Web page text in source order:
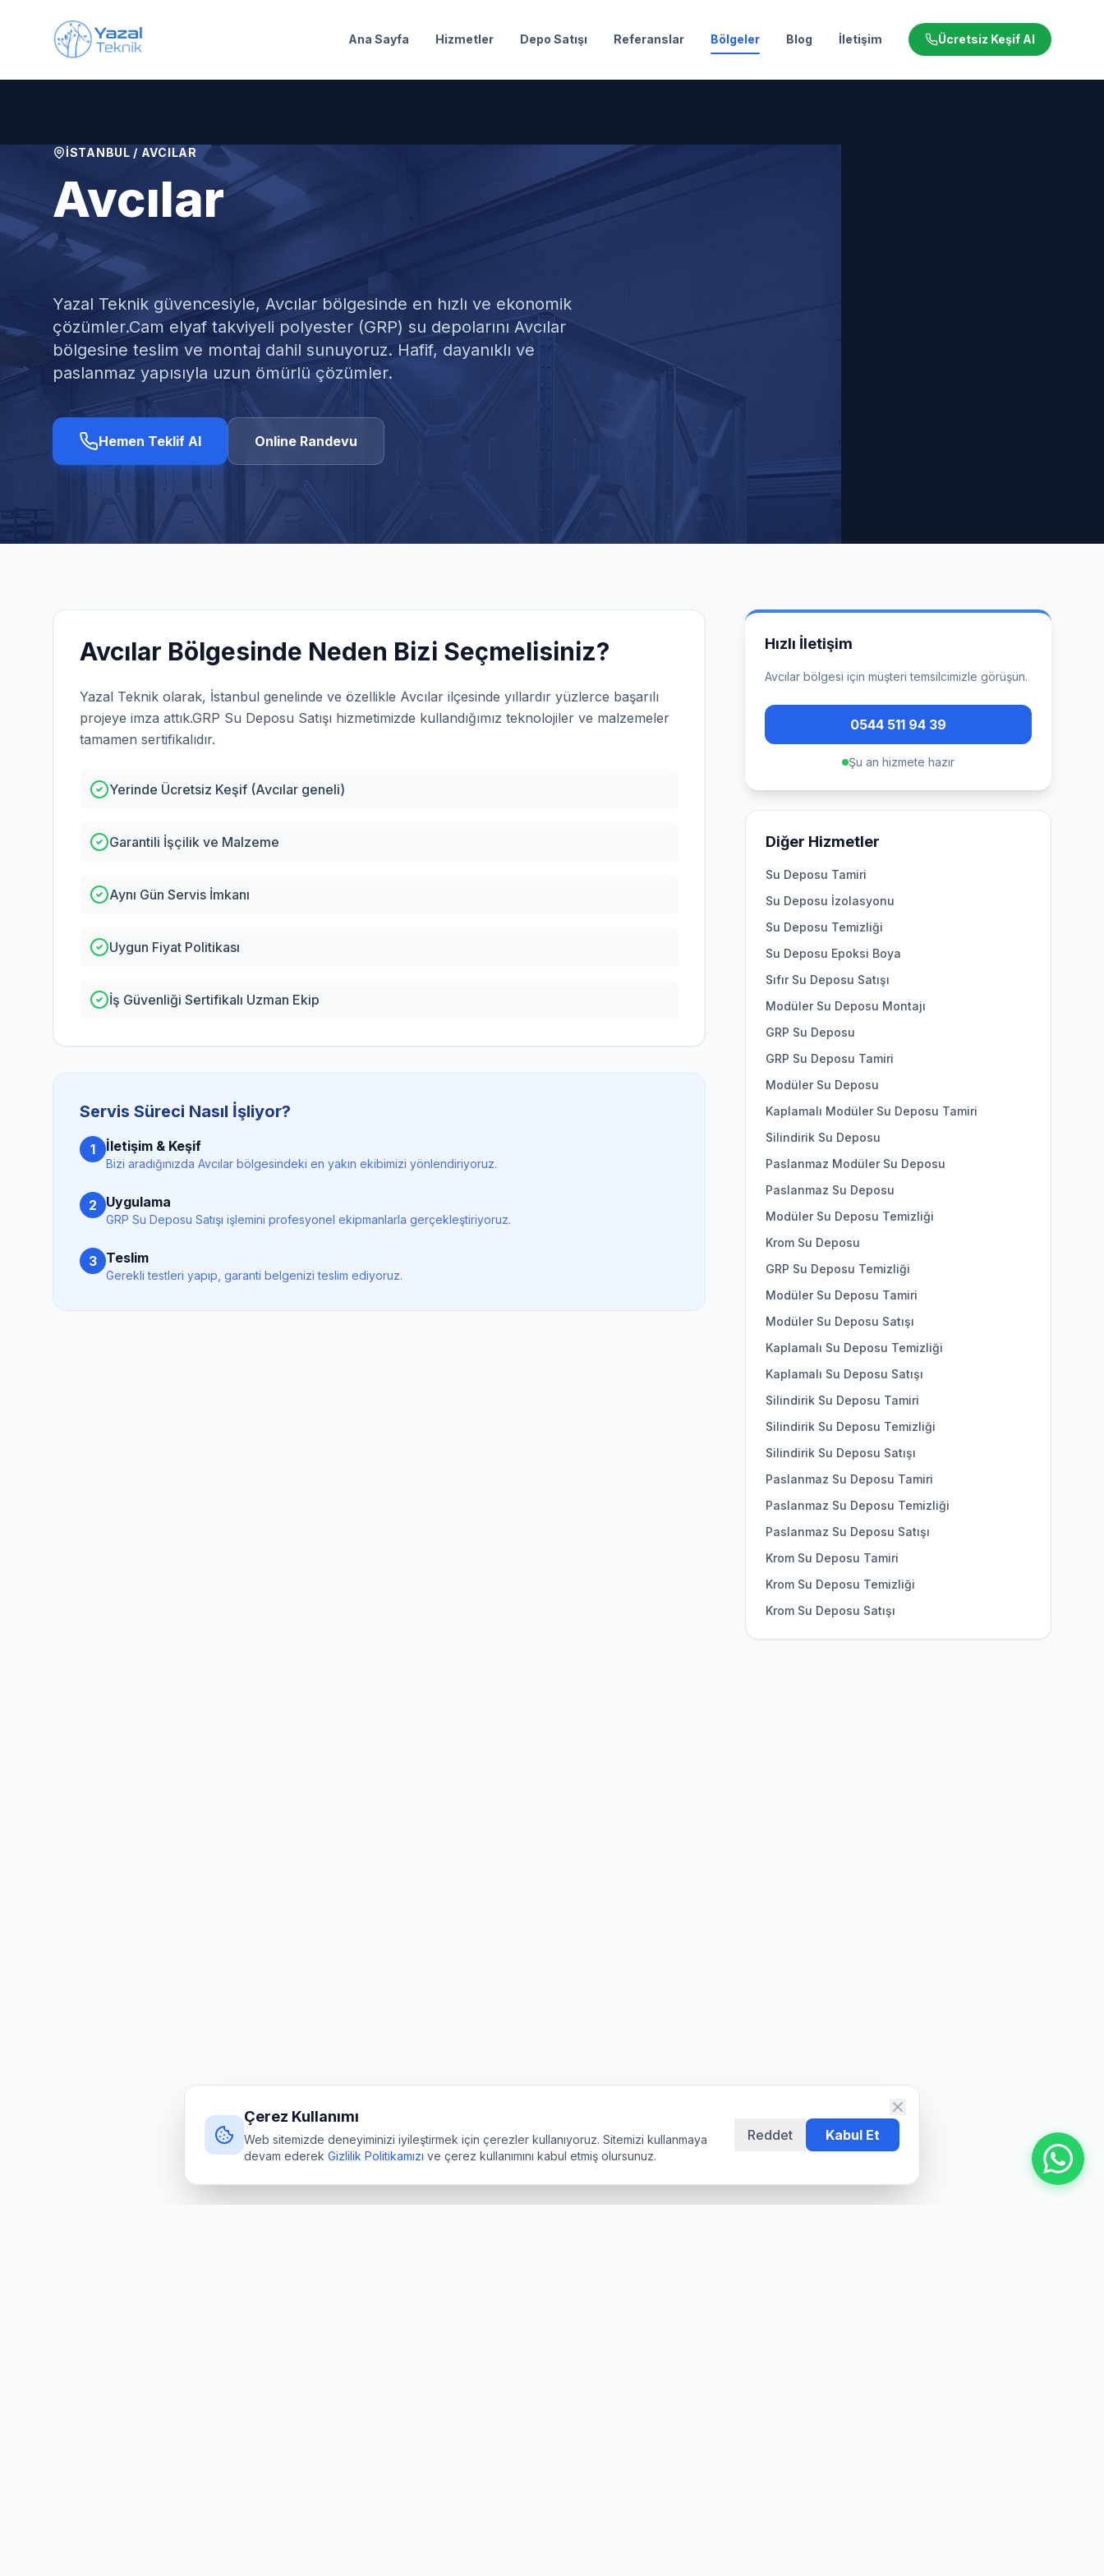
Ana Sayfa Hizmetler Depo Satışı Referanslar Bölgeler Blog İletişim Ücretsiz Keşif Al
İSTANBUL / AVCILAR
Avcılar
GRP Su Deposu Satışı
Yazal Teknik güvencesiyle, Avcılarbölgesinde en hızlı ve ekonomik
çözümler.Cam elyaf takviyeli polyester (GRP) su depolarını Avcılar
bölgesine teslim ve montaj dahil sunuyoruz. Hafif, dayanıklı ve
paslanmaz yapısıyla uzun ömürlü çözümler.
Hemen Teklif Al Online Randevu
Avcılar Bölgesinde Neden Bizi Seçmelisiniz?
Yazal Teknik olarak, İstanbul genelinde ve özellikle Avcılar ilçesinde yıllardır yüzlerce başarılı
projeye imza attık.GRP Su Deposu Satışı hizmetimizde kullandığımız teknolojiler ve malzemeler
tamamen sertifikalıdır.
Yerinde Ücretsiz Keşif (Avcılar geneli)
Garantili İşçilik ve Malzeme
Aynı Gün Servis İmkanı
Uygun Fiyat Politikası
İş Güvenliği Sertifikalı Uzman Ekip
Servis Süreci Nasıl İşliyor?
1 İletişim & Keşif
Bizi aradığınızda Avcılar bölgesindeki en yakın ekibimizi yönlendiriyoruz.
2 Uygulama
GRP Su Deposu Satışı işlemini profesyonel ekipmanlarla gerçekleştiriyoruz.
3 Teslim
Gerekli testleri yapıp, garanti belgenizi teslim ediyoruz.
Hızlı İletişim
Avcılarbölgesi için müşteri temsilcimizle görüşün.
0544 511 94 39
Şu an hizmete hazır
Diğer Hizmetler
Su Deposu Tamiri
Su Deposu İzolasyonu
Su Deposu Temizliği
Su Deposu Epoksi Boya
Sıfır Su Deposu Satışı
Modüler Su Deposu Montajı
GRP Su Deposu
GRP Su Deposu Tamiri
Modüler Su Deposu
Kaplamalı Modüler Su Deposu Tamiri
Silindirik Su Deposu
Paslanmaz Modüler Su Deposu
Paslanmaz Su Deposu
Modüler Su Deposu Temizliği
Krom Su Deposu
GRP Su Deposu Temizliği
Modüler Su Deposu Tamiri
Modüler Su Deposu Satışı
Kaplamalı Su Deposu Temizliği
Kaplamalı Su Deposu Satışı
Silindirik Su Deposu Tamiri
Silindirik Su Deposu Temizliği
Silindirik Su Deposu Satışı
Paslanmaz Su Deposu Tamiri
Paslanmaz Su Deposu Temizliği
Paslanmaz Su Deposu Satışı
Krom Su Deposu Tamiri
Krom Su Deposu Temizliği
Krom Su Deposu Satışı
Çerez Kullanımı
Web sitemizde deneyiminizi iyileştirmek için çerezler kullanıyoruz. Sitemizi kullanmaya
devam ederek Gizlilik Politikamızı ve çerez kullanımını kabul etmiş olursunuz.
Reddet Kabul Et